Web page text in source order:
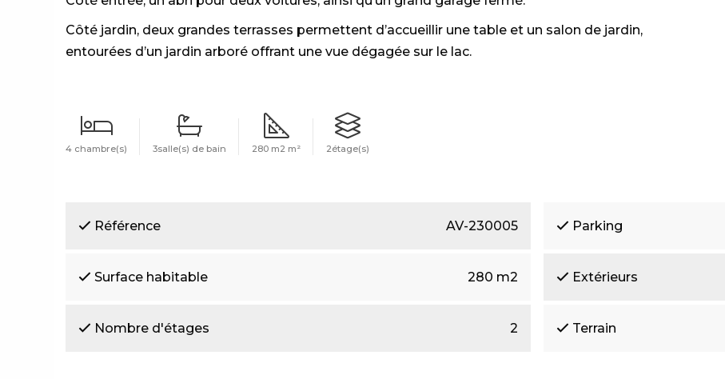
Côté jardin, deux grandes terrasses permettent d’accueillir une table et un salon de jardin,
entourées d’un jardin arboré offrant une vue dégagée sur le lac.
4 chambre(s) 3salle(s) de bain 280 m2 m² 2étage(s)
Référence AV-230005
Surface habitable 280 m2
Nombre d'étages 2
Parking
Extérieurs
Terrain